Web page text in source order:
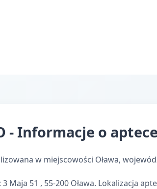
- Informacje o aptece
w miejscowości Oława,
Maja 51 , 55-200 Oława. Lokalizacja